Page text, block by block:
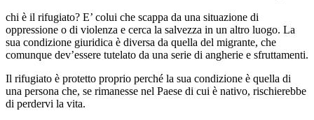
chi è il rifugiato? E’ colui che scappa da una situazione di
oppressione o di violenza e cerca la salvezza in un altro luogo. La
sua condizione giuridica è diversa da quella del migrante, che
comunque dev’essere tutelato da una serie di angherie e sfruttamenti.
Il rifugiato è protetto proprio perché la sua condizione è quella di
una persona che, se rimanesse nel Paese di cui è nativo, rischierebbe
di perdervi la vita.